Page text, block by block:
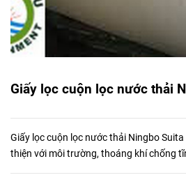
Giấy lọc cuộn lọc nước thải
Giấy lọc cuộn lọc nước thải Ningbo
thiện với môi trường, thoáng khí chống